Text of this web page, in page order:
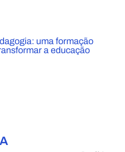
uma formação
a educação